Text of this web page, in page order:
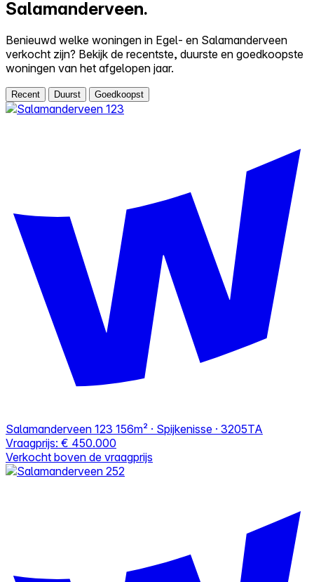
Salamanderveen.
Benieuwd welke woningen in Egel- en Salamanderveen
verkocht zijn? Bekijk de recentste, duurste en goedkoopste
woningen van het afgelopen jaar.
Recent Duurst Goedkoopst
Salamanderveen 123 156m² · Spijkenisse · 3205TA
Vraagprijs: € 450.000
Verkocht boven de vraagprijs